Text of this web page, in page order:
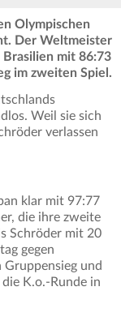
Olympischen
Der Weltmeister
Brasilien mit 86:73
im zweiten Spiel.
Weil sie sich
verlassen
klar mit 97:77
die ihre zweite
Schröder mit 20
gegen
Gruppensieg und
K.o.-Runde in